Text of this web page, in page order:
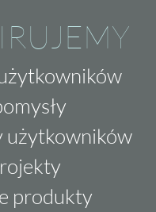
użytkowników
produkty